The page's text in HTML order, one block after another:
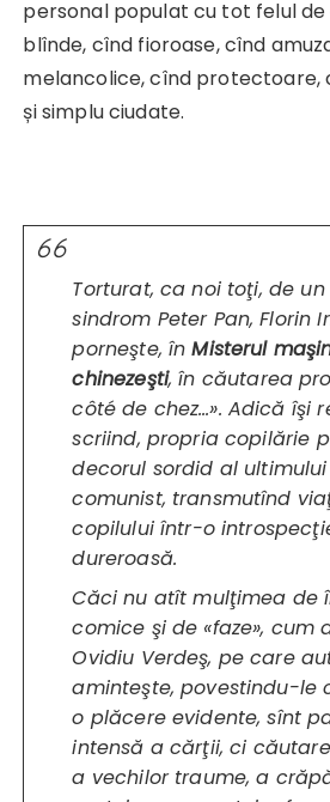
personal populat cu tot felul
blînde, cînd fioroase, cînd
melancolice, cînd protectoare,
și simplu ciudate.
Torturat, ca noi toţi, de
sindrom Peter Pan, Florin
porneşte, înMisterul
chinezeşti, în căutarea
côté de chez…». Adică îşi
scriind, propria copilărie
decorul sordid al
comunist, transmutînd
copilului într-o
dureroasă.
Căci nu atît mulţimea de
comice şi de «faze», cum
Ovidiu Verdeş, pe care
aminteşte, povestindu-le
o plăcere evidente, sînt
intensă a cărţii, ci
a vechilor traume, a